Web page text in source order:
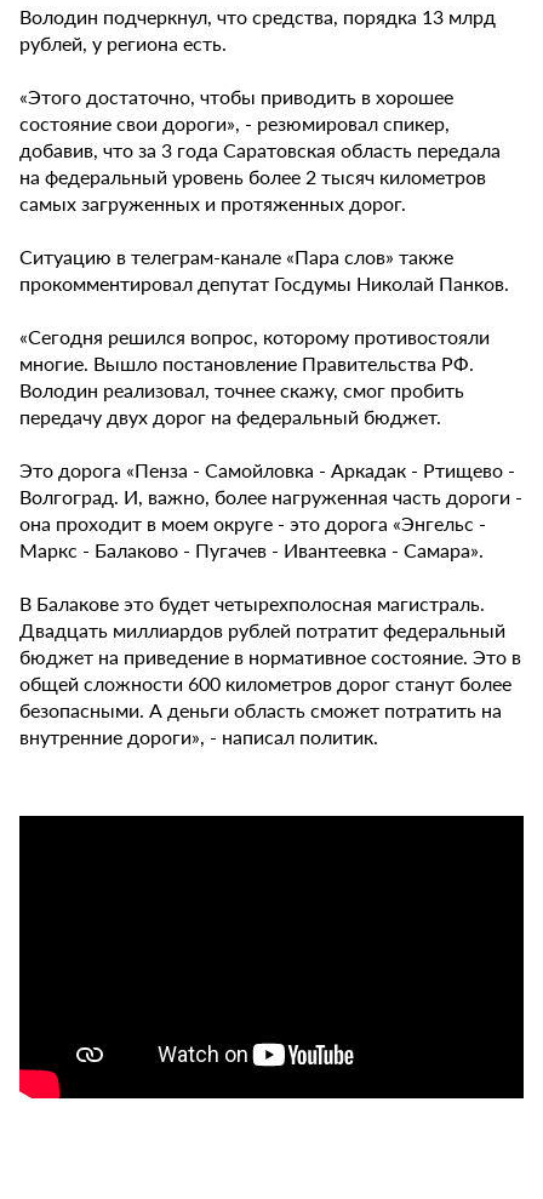
Володин подчеркнул, что средства, порядка 13 млрд
рублей, у региона есть.
«Этого достаточно, чтобы приводить в хорошее
состояние свои дороги», - резюмировал спикер,
добавив, что за 3 года Саратовская область передала
на федеральный уровень более 2 тысяч километров
самых загруженных и протяженных дорог.
Ситуацию в телеграм-канале «Пара слов» также
прокомментировал депутат Госдумы Николай Панков.
«Сегодня решился вопрос, которому противостояли
многие. Вышло постановление Правительства РФ.
Володин реализовал, точнее скажу, смог пробить
передачу двух дорог на федеральный бюджет.
Это дорога «Пенза - Самойловка - Аркадак - Ртищево -
Волгоград. И, важно, более нагруженная часть дороги -
она проходит в моем округе - это дорога «Энгельс -
Маркс - Балаково - Пугачев - Ивантеевка - Самара».
В Балакове это будет четырехполосная магистраль.
Двадцать миллиардов рублей потратит федеральный
бюджет на приведение в нормативное состояние. Это в
общей сложности 600 километров дорог станут более
безопасными. А деньги область сможет потратить на
внутренние дороги», - написал политик.